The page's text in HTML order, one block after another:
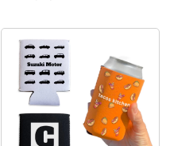
り、オリジナルバッグのベ
ョップグッズやノベルテ
ィ、イベント用アイテムな
ど、さまざまな用途に対応
可能です。丈夫さとデザイ
ン性を兼ね備えた、実用性
の高いトートバッグです。